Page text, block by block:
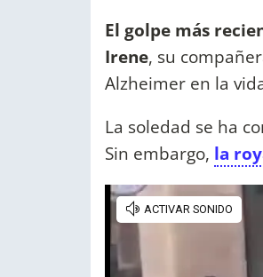
El golpe más
Irene, su
Alzheimer en la
La soledad se ha
Sin embargo, la